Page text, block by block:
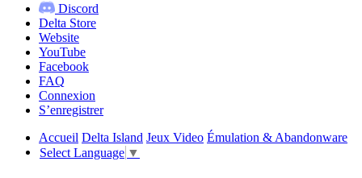
Discord
Delta Store
Website
YouTube
Facebook
FAQ
Connexion
S’enregistrer
Accueil Delta Island Jeux Video Émulation & Abandonware
Select Language ▼